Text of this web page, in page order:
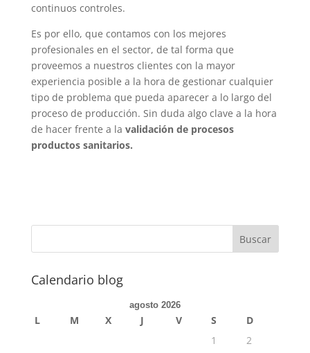
continuos controles.
Es por ello, que contamos con los mejores
profesionales en el sector, de tal forma que
proveemos a nuestros clientes con la mayor
experiencia posible a la hora de gestionar cualquier
tipo de problema que pueda aparecer a lo largo del
proceso de producción. Sin duda algo clave a la hora
de hacer frente a la validación de procesos
productos sanitarios.
Calendario blog
agosto 2026
L M X J V S
D
1
2